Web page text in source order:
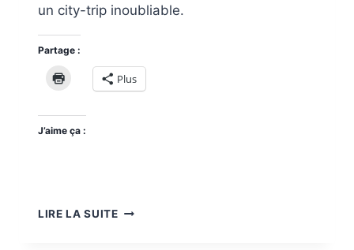
un city-trip inoubliable.
Partage :
Plus
J’aime ça :
LIRE LA SUITEQUE